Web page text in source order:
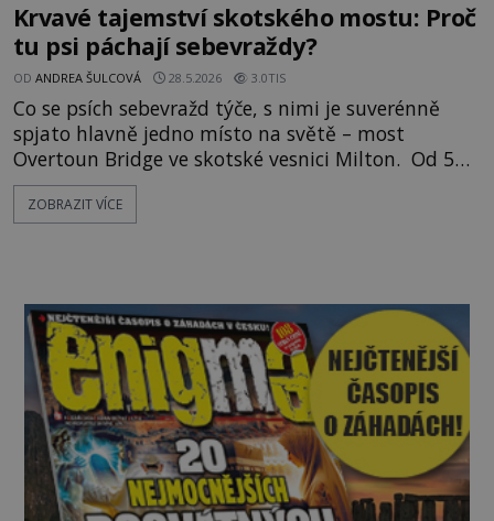
Krvavé tajemství skotského mostu: Proč
tu psi páchají sebevraždy?
OD ANDREA ŠULCOVÁ 28.5.2026 3.0TIS
Co se psích sebevražd týče, s nimi je suverénně
spjato hlavně jedno místo na světě – most
Overtoun Bridge ve skotské vesnici Milton. Od 50.
let minulého století zde spáchá sebevraždu
minimálně 50 psů – takových, kteří jsou zcela
ZOBRAZIT VÍCE